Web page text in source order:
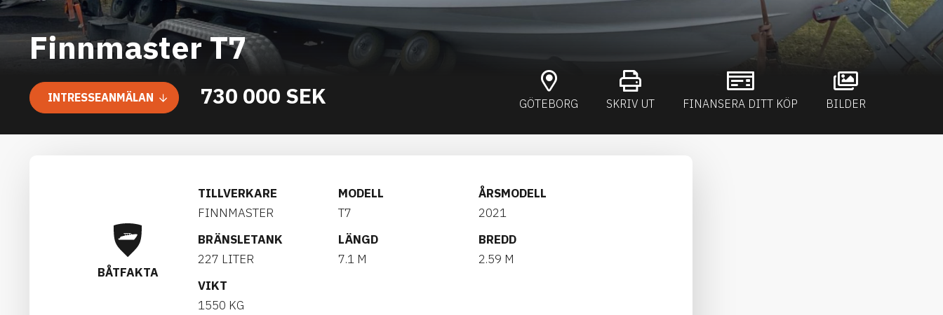
Finnmaster T7
INTRESSEANMÄLAN 730 000 SEK GÖTEBORG SKRIV UT FINANSERA DITT KÖP BILDER
BÅTFAKTA
TILLVERKARE
FINNMASTER
MODELL
T7
ÅRSMODELL
2021
BRÄNSLETANK
227 LITER
LÄNGD
7.1 M
BREDD
2.59 M
VIKT
1550 KG